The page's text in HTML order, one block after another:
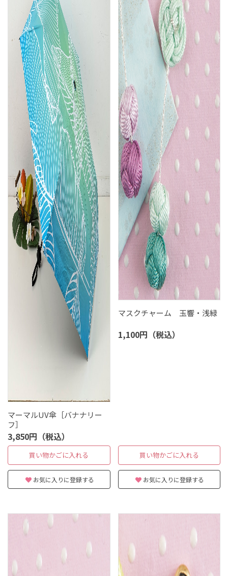
マーマルUV傘［バナナリー
フ］
3,850円（税込）
買い物かごに入れる
お気に入りに登録する
マスクチャーム 玉響・浅緑
1,100円（税込）
買い物かごに入れる
お気に入りに登録する